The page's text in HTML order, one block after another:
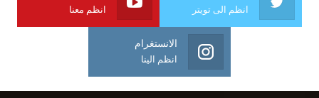
انظم الى تويتر
انظم معنا
الانستغرام
انظم الينا